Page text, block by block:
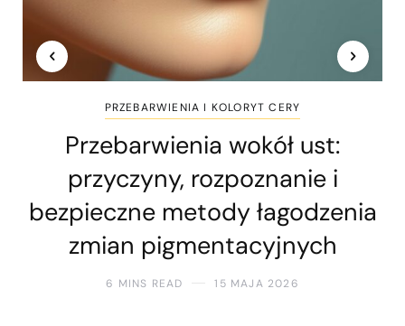
PRZEBARWIENIA I KOLORYT CERY
Przebarwienia wokół ust:
przyczyny, rozpoznanie i
bezpieczne metody łagodzenia
zmian pigmentacyjnych
6 MINS READ 15 MAJA 2026